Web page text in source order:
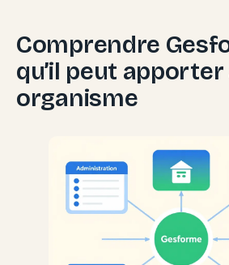
Comprendre
qu’il peut
organisme